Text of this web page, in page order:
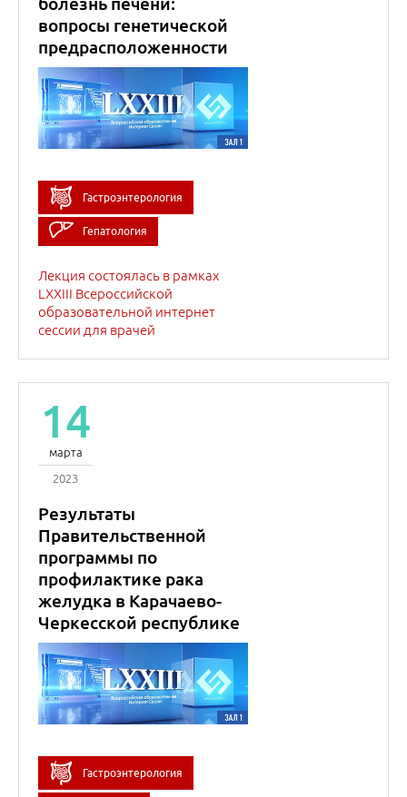
Лекция состоялась в рамках
LXXIII Всероссийской
образовательной интернет
сессии для врачей
14
марта
2023
Правительственной
программы по
профилактике рака
Гастроэнтерология
Онкология
Организация
здравоохранения
Эпидемиология,
профилактическая
медицина
Лекция состоялась в рамках
LXXIII Всероссийской
образовательной интернет